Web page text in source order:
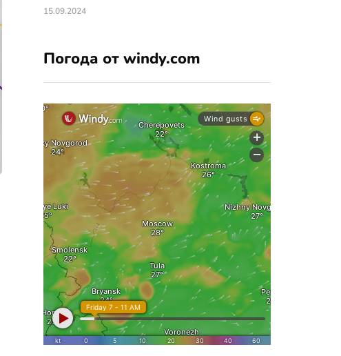
15.09.2024
Погода от windy.com